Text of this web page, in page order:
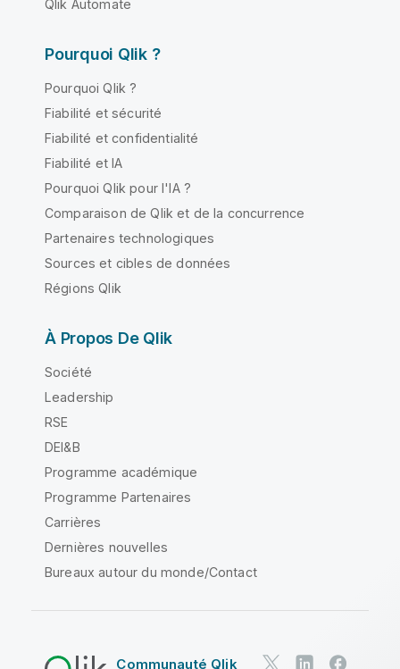
Qlik Automate
Pourquoi Qlik ?
Pourquoi Qlik ?
Fiabilité et sécurité
Fiabilité et confidentialité
Fiabilité et IA
Pourquoi Qlik pour l'IA ?
Comparaison de Qlik et de la concurrence
Partenaires technologiques
Sources et cibles de données
Régions Qlik
À Propos De Qlik
Société
Leadership
RSE
DEI&B
Programme académique
Programme Partenaires
Carrières
Dernières nouvelles
Bureaux autour du monde/Contact
Communauté Qlik